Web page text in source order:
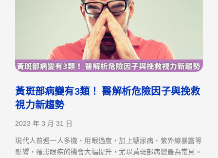
黃斑部病變有3類！ 醫解析危險因子與挽救
視力新趨勢
2023 年 3 月 31 日
現代人普遍一人多機、用眼過度，加上糖尿病、紫外線暴露等
影響，罹患眼疾的機會大幅提升，尤以黃斑部病變最為常見。